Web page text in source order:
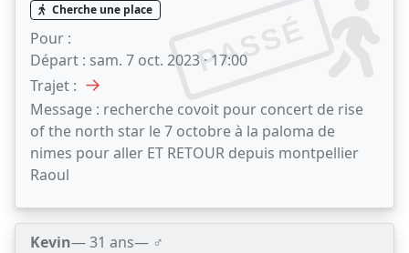
PASSÉ
Cherche une place
Pour :
Départ : sam. 7 oct. 2023 · 17:00
Trajet : →
Message : recherche covoit pour concert de rise
of the north star le 7 octobre à la paloma de
nimes pour aller ET RETOUR depuis montpellier
Raoul
Kevin— 31 ans— ♂️